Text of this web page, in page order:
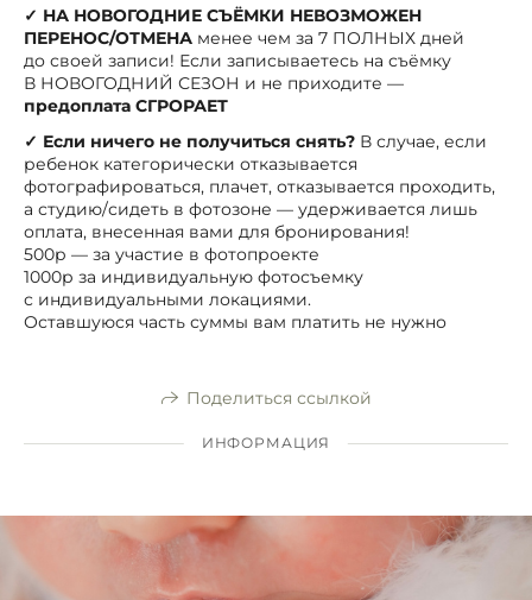
✓ НА НОВОГОДНИЕ СЪЁМКИ НЕВОЗМОЖЕН
ПЕРЕНОС/ОТМЕНА менее чем за 7 ПОЛНЫХ дней
до своей записи! Если записываетесь на съёмку
В НОВОГОДНИЙ СЕЗОН и не приходите —
предоплата СГРОРАЕТ
✓ Если ничего не получиться снять? В случае, если
ребенок категорически отказывается
фотографироваться, плачет, отказывается проходить,
а студию/сидеть в фотозоне — удерживается лишь
оплата, внесенная вами для бронирования!
500р — за участие в фотопроекте
1000р за индивидуальную фотосъемку
с индивидуальными локациями.
Оставшуюся часть суммы вам платить не нужно
Поделиться ссылкой
ИНФОРМАЦИЯ